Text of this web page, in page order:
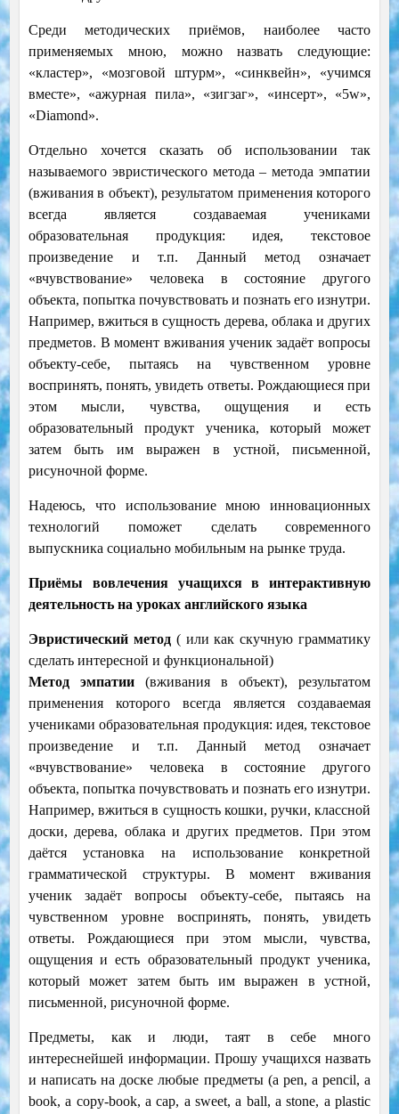
Среди методических приёмов, наиболее часто
применяемых мною, можно назвать следующие:
«кластер», «мозговой штурм», «синквейн», «учимся
вместе», «ажурная пила», «зигзаг», «инсерт», «5w»,
«Diamond».
Отдельно хочется сказать об использовании так
называемого эвристического метода – метода эмпатии
(вживания в объект), результатом применения которого
всегда является создаваемая учениками
образовательная продукция: идея, текстовое
произведение и т.п. Данный метод означает
«вчувствование» человека в состояние другого
объекта, попытка почувствовать и познать его изнутри.
Например, вжиться в сущность дерева, облака и других
предметов. В момент вживания ученик задаёт вопросы
объекту-себе, пытаясь на чувственном уровне
воспринять, понять, увидеть ответы. Рождающиеся при
этом мысли, чувства, ощущения и есть
образовательный продукт ученика, который может
затем быть им выражен в устной, письменной,
рисуночной форме.
Надеюсь, что использование мною инновационных
технологий поможет сделать современного
выпускника социально мобильным на рынке труда.
Приёмы вовлечения учащихся в интерактивную
деятельность на уроках английского языка
Эвристический метод( или как скучную грамматику
сделать интересной и функциональной)
Метод эмпатии(вживания в объект), результатом
применения которого всегда является создаваемая
учениками образовательная продукция: идея, текстовое
произведение и т.п. Данный метод означает
«вчувствование» человека в состояние другого
объекта, попытка почувствовать и познать его изнутри.
Например, вжиться в сущность кошки, ручки, классной
доски, дерева, облака и других предметов. При этом
даётся установка на использование конкретной
грамматической структуры. В момент вживания
ученик задаёт вопросы объекту-себе, пытаясь на
чувственном уровне воспринять, понять, увидеть
ответы. Рождающиеся при этом мысли, чувства,
ощущения и есть образовательный продукт ученика,
который может затем быть им выражен в устной,
письменной, рисуночной форме.
Предметы, как и люди, таят в себе много
интереснейшей информации. Прошу учащихся назвать
и написать на доске любые предметы (a pen, a pencil, a
book, a copy-book, a cap, a sweet, a ball, a stone, a plastic